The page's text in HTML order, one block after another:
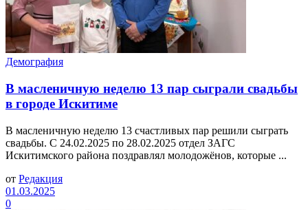
Демография
В масленичную неделю 13 пар сыграли свадьбы
в городе Искитиме
В масленичную неделю 13 счастливых пар решили сыграть
свадьбы. С 24.02.2025 по 28.02.2025 отдел ЗАГС
Искитимского района поздравлял молодожёнов, которые ...
от Редакция
01.03.2025
0